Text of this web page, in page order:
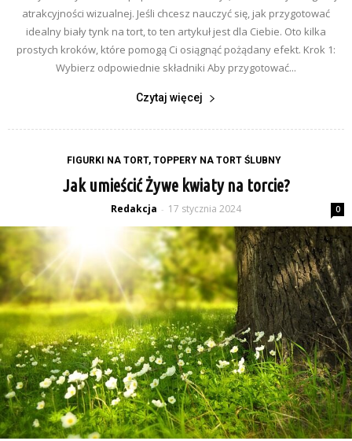
atrakcyjności wizualnej. Jeśli chcesz nauczyć się, jak przygotować
idealny biały tynk na tort, to ten artykuł jest dla Ciebie. Oto kilka
prostych kroków, które pomogą Ci osiągnąć pożądany efekt. Krok 1:
Wybierz odpowiednie składniki Aby przygotować...
Czytaj więcej
FIGURKI NA TORT, TOPPERY NA TORT ŚLUBNY
Jak umieścić Żywe kwiaty na torcie?
Redakcja - 17 stycznia 2024 0